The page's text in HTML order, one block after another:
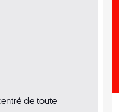
de toute